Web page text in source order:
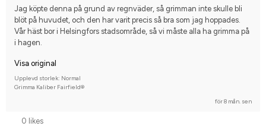
Jag köpte denna på grund av regnväder, så grimman inte skulle bli
blöt på huvudet, och den har varit precis så bra som jag hoppades.
Vår häst bor i Helsingfors stadsområde, så vi måste alla ha grimma på
i hagen.
Visa original
Upplevd storlek: Normal
Grimma Kaliber Fairfield®
för 8 mån. sen
0 likes